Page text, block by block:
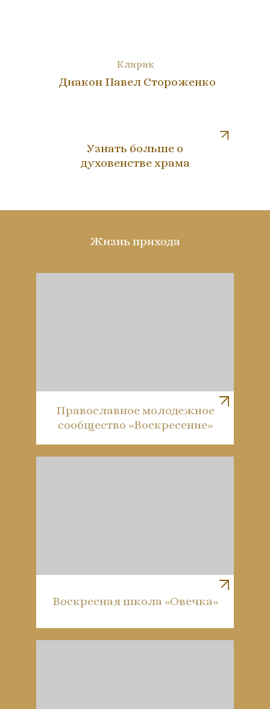
Клирик
Диакон Павел Стороженко
Узнать больше о
духовенстве храма
Жизнь прихода
Воскресная школа «Овечка»
Православное молодежное
сообщество «Воскресение»